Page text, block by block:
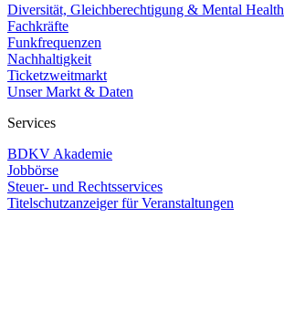
Diversität, Gleichberechtigung & Mental Health
Fachkräfte
Funkfrequenzen
Nachhaltigkeit
Ticketzweitmarkt
Unser Markt & Daten
Services
BDKV Akademie
Jobbörse
Steuer- und Rechtsservices
Titelschutzanzeiger für Veranstaltungen